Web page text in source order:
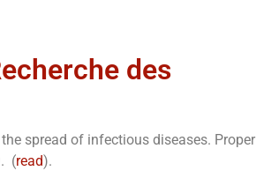
des
spread of infectious diseases. Proper
(read).